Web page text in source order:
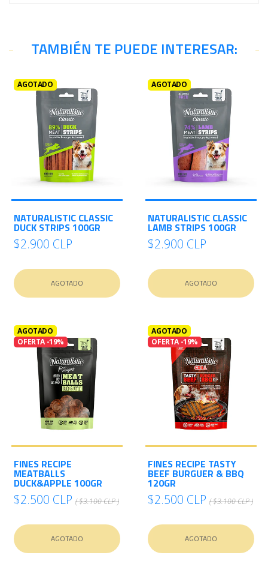
TAMBIÉN TE PUEDE INTERESAR:
AGOTADO
NATURALISTIC CLASSIC
DUCK STRIPS 100GR
$2.900 CLP
AGOTADO
AGOTADO
NATURALISTIC CLASSIC
LAMB STRIPS 100GR
$2.900 CLP
AGOTADO
AGOTADO
OFERTA -19%
FINES RECIPE
MEATBALLS
DUCK&APPLE 100GR
$2.500 CLP ( $3.100 CLP )
AGOTADO
AGOTADO
OFERTA -19%
FINES RECIPE TASTY
BEEF BURGUER & BBQ
120GR
$2.500 CLP ( $3.100 CLP )
AGOTADO